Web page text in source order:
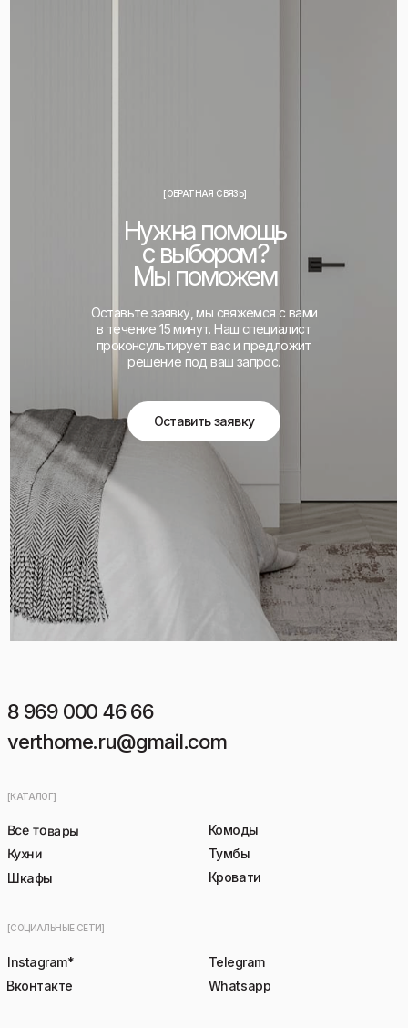
Оставьте заявку, мы свяжемся с вами
в течение 15 минут. Наш специалист
проконсультирует вас и предложит
решение под ваш запрос.
Нужна помощь
с выбором?
Мы поможем
[ОБРАТНАЯ СВЯЗЬ]
Оставить заявку
[СОЦИАЛЬНЫЕ СЕТИ]
Кровати
[КАТАЛОГ]
Тумбы
Комоды
Шкафы
Все товары
Кухни
Whatsapp
Telegram
Вконтакте
Instagram*
8 969 000 46 66
verthome.ru@gmail.com